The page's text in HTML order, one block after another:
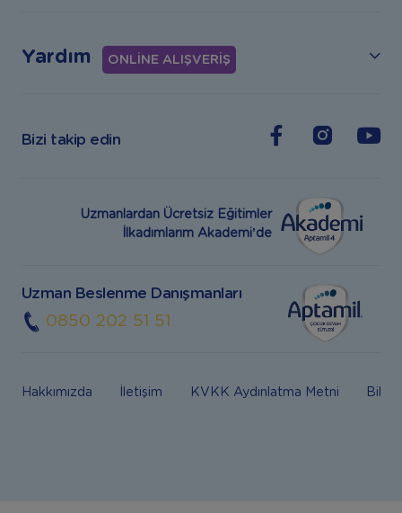
Yardım ONLİNE ALIŞVERİŞ
Bizi takip edin
Uzmanlardan Ücretsiz Eğitimler
İlkadımlarım Akademi’de
Uzman Beslenme Danışmanları
0850 202 51 51
Hakkımızda İletişim KVKK Aydınlatma Metni Bilgi